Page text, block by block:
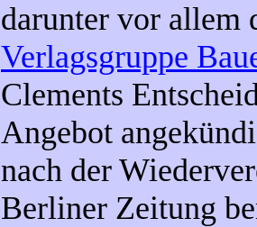
darunter vor allem
Verlagsgruppe
Clements
Angebot
nach der
Berliner Zeitung